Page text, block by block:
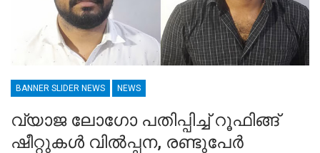
BANNER SLIDER NEWS NEWS
വ്യാജ ലോഗോ പതിപ്പിച്ച് റൂഫിങ്ങ്
ഷീറ്റുകള്‍ വിൽപ്പന, രണ്ടുപേര്‍